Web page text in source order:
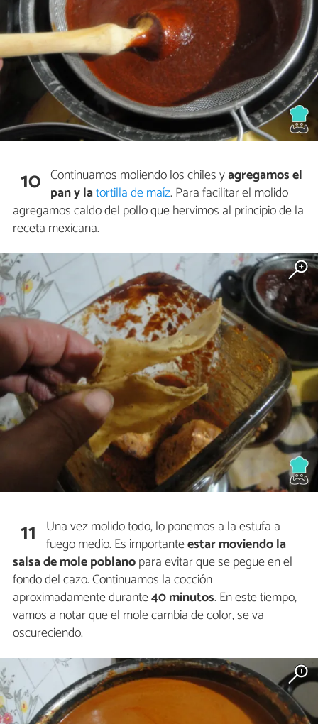
10 Continuamos moliendo los chiles yagregamos el
pan y latortilla de maíz. Para facilitar el molido
agregamos caldo del pollo que hervimos al principio de la
receta mexicana.
11 Una vez molido todo, lo ponemos a la estufa a
fuego medio. Es importanteestar moviendo la
salsa de mole poblanopara evitar que se pegue en el
fondo del cazo. Continuamos la cocción
aproximadamente durante40 minutos. En este tiempo,
vamos a notar que el mole cambia de color, se va
oscureciendo.